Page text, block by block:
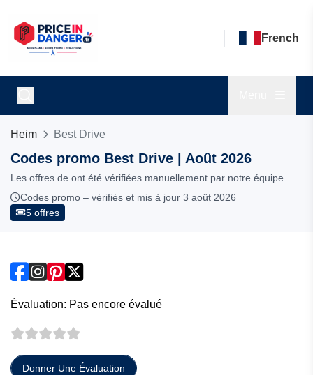
French
Heim Best Drive
Codes promo Best Drive | Août 2026
Les offres de ont été vérifiées manuellement par notre équipe
Codes promo – vérifiés et mis à jour 3 août 2026
5 offres
Évaluation: Pas encore évalué
Donner Une Évaluation